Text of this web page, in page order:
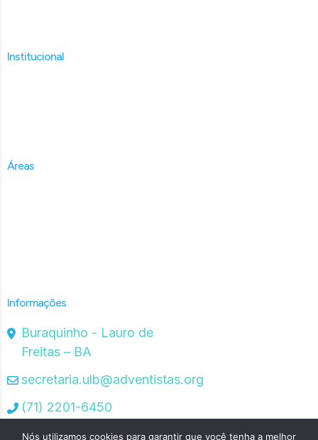
Institucional
Áreas
Informações
Buraquinho - Lauro de
Freitas – BA
secretaria.ulb@adventistas.org
(71) 2201-6450
Nós utilizamos cookies para garantir que você tenha a melhor